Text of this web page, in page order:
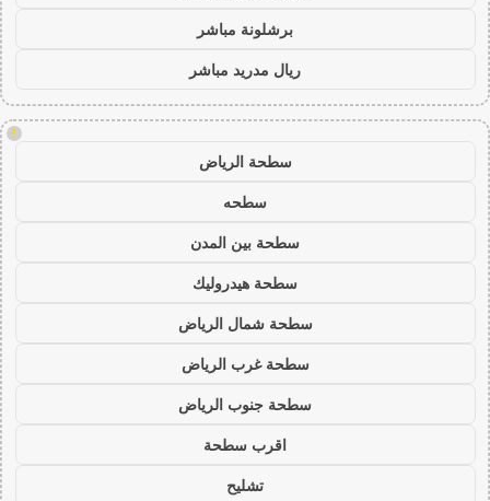
برشلونة مباشر
ريال مدريد مباشر
!
سطحة الرياض
سطحه
سطحة بين المدن
سطحة هيدروليك
سطحة شمال الرياض
سطحة غرب الرياض
سطحة جنوب الرياض
اقرب سطحة
تشليح